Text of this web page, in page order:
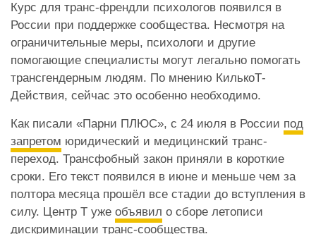
Курс для транс-френдли психологов появился в
России при поддержке сообщества. Несмотря на
ограничительные меры, психологи и другие
помогающие специалисты могут легально помогать
трансгендерным людям. По мнению КилькоТ-
Действия, сейчас это особенно необходимо.
Как писали «Парни ПЛЮС», с 24 июля в России под
запретом юридический и медицинский транс-
переход. Трансфобный закон приняли в короткие
сроки. Его текст появился в июне и меньше чем за
полтора месяца прошёл все стадии до вступления в
силу. Центр Т уже объявил о сборе летописи
дискриминации транс-сообщества.